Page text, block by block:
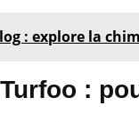
: explore la
: